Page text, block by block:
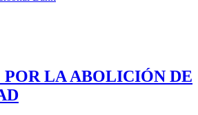
LA ABOLICIÓN DE